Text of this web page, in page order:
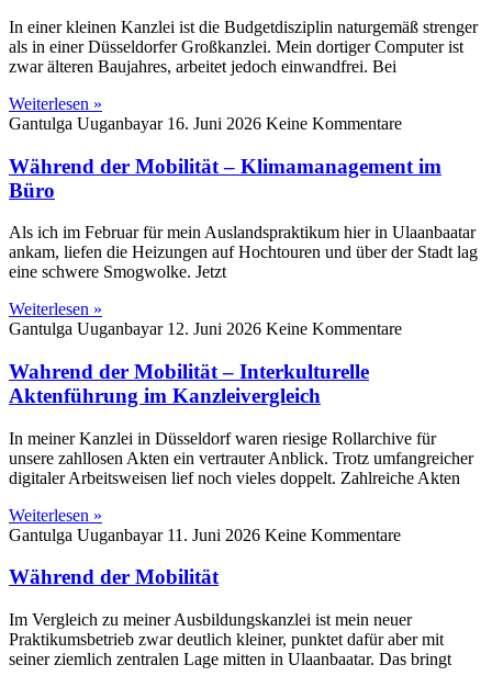
In einer kleinen Kanzlei ist die Budgetdisziplin naturgemäß strenger
als in einer Düsseldorfer Großkanzlei. Mein dortiger Computer ist
zwar älteren Baujahres, arbeitet jedoch einwandfrei. Bei
Weiterlesen »
Gantulga Uuganbayar 16. Juni 2026 Keine Kommentare
Während der Mobilität – Klimamanagement im
Büro
Als ich im Februar für mein Auslandspraktikum hier in Ulaanbaatar
ankam, liefen die Heizungen auf Hochtouren und über der Stadt lag
eine schwere Smogwolke. Jetzt
Weiterlesen »
Gantulga Uuganbayar 12. Juni 2026 Keine Kommentare
Wahrend der Mobilität – Interkulturelle
Aktenführung im Kanzleivergleich
In meiner Kanzlei in Düsseldorf waren riesige Rollarchive für
unsere zahllosen Akten ein vertrauter Anblick. Trotz umfangreicher
digitaler Arbeitsweisen lief noch vieles doppelt. Zahlreiche Akten
Weiterlesen »
Gantulga Uuganbayar 11. Juni 2026 Keine Kommentare
Während der Mobilität
Im Vergleich zu meiner Ausbildungskanzlei ist mein neuer
Praktikumsbetrieb zwar deutlich kleiner, punktet dafür aber mit
seiner ziemlich zentralen Lage mitten in Ulaanbaatar. Das bringt